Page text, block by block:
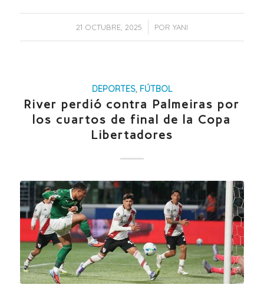
21 OCTUBRE, 2025
/ POR YANI
DEPORTES, FÚTBOL
River perdió contra Palmeiras por
los cuartos de final de la Copa
Libertadores